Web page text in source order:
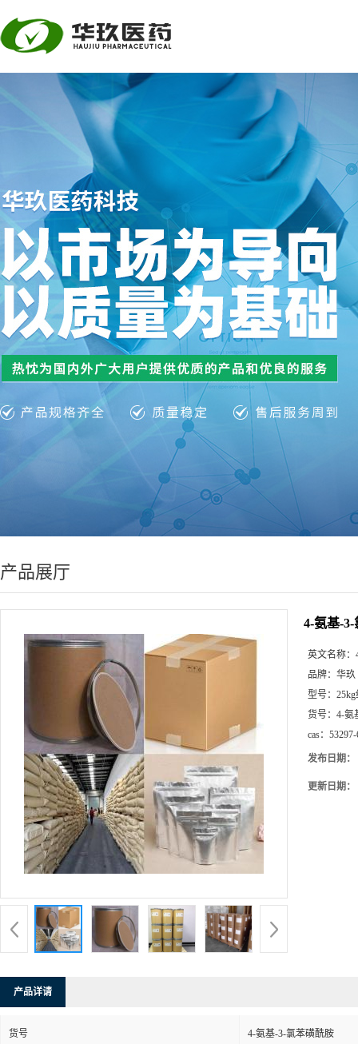
产品展厅
4-氨基-
英文名称：
品牌： 华玖
型号：
货号： 4-氨
cas：
发布日期：
更新日期：
产品详请
货号 4-氨基-3-氯苯磺酰胺